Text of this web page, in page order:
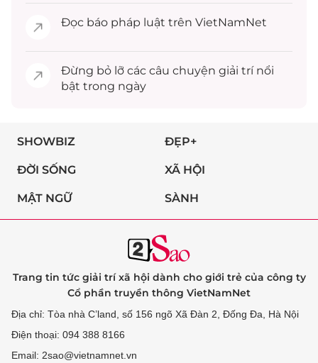
Đọc báo pháp luật trên VietNamNet
Đừng bỏ lỡ các câu chuyện giải trínổi
bật trong ngày
SHOWBIZ ĐẸP+
ĐỜI SỐNG XÃ HỘI
MẬT NGỮ SÀNH
Trang tin tức giải trí xã hội dành cho giới trẻ của công ty
Cổ phần truyền thông VietNamNet
Địa chỉ: Tòa nhà C’land, số 156 ngõ Xã Đàn 2, Đống Đa, Hà Nội
Điện thoại: 094 388 8166
Email: 2sao@vietnamnet.vn